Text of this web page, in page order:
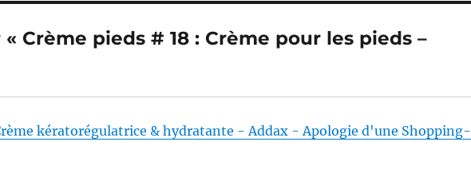
Crème pieds # 18 : Crème pour les pieds –
kératorégulatrice & hydratante - Addax - Apologie d'une Shopping-